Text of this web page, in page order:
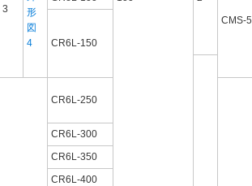
3
形
図
4
CMS-5
CR6L-150
CR6L-250
CR6L-300
CR6L-350
CR6L-400